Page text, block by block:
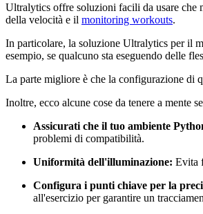
Ultralytics offre soluzioni facili da usare che
della velocità e il monitoring workouts.
In particolare, la soluzione Ultralytics per il
esempio, se qualcuno sta eseguendo delle
La parte migliore è che la configurazione di
Inoltre, ecco alcune cose da tenere a mente
Assicurati che il tuo ambiente
problemi di compatibilità.
Uniformità dell'illuminazione: Evita
Configura i punti chiave per la
all'esercizio per garantire un